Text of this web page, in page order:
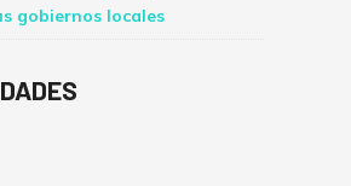
gobiernos locales